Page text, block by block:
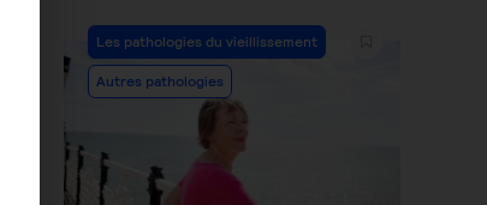
Les pathologies du vieillissement
Autres pathologies